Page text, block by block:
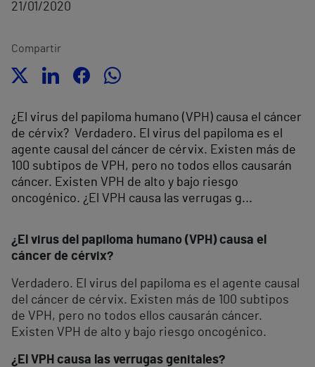
21/01/2020
Compartir
¿El virus del papiloma humano (VPH) causa el cáncer
de cérvix? Verdadero. El virus del papiloma es el
agente causal del cáncer de cérvix. Existen más de
100 subtipos de VPH, pero no todos ellos causarán
cáncer. Existen VPH de alto y bajo riesgo
oncogénico. ¿El VPH causa las verrugas g...
¿El virus del papiloma humano (VPH) causa el
cáncer de cérvix?
Verdadero. El virus del papiloma es el agente causal
del cáncer de cérvix. Existen más de 100 subtipos
de VPH, pero no todos ellos causarán cáncer.
Existen VPH de alto y bajo riesgo oncogénico.
¿El VPH causa las verrugas genitales?